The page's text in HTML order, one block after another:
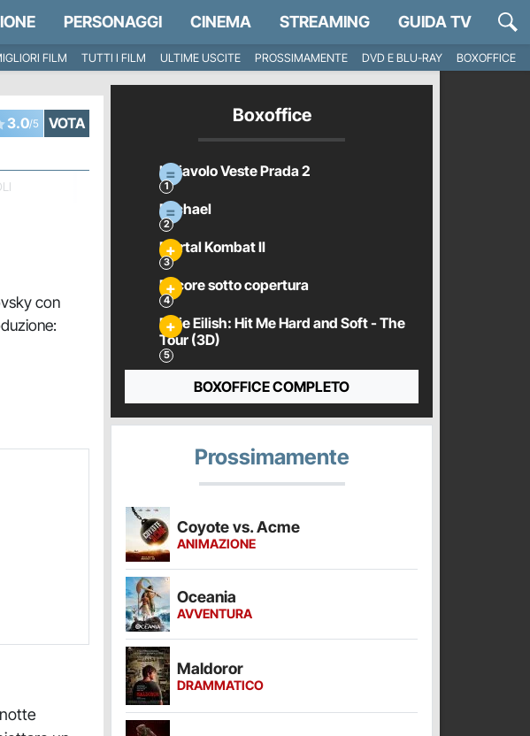
PERSONAGGI CINEMA STREAMING GUIDA TV
FILM TUTTI I FILM ULTIME USCITE PROSSIMAMENTE DVD E BLU-RAY
BOXOFFICE
3.0/5 VOTA
con
Boxoffice
Il Diavolo Veste Prada 2
Michael
Mortal Kombat II
Pecore sotto copertura
Billie Eilish: Hit Me Hard and Soft - The
Tour (3D)
BOXOFFICE COMPLETO
Prossimamente
Coyote vs. Acme
ANIMAZIONE
Oceania
AVVENTURA
Maldoror
DRAMMATICO